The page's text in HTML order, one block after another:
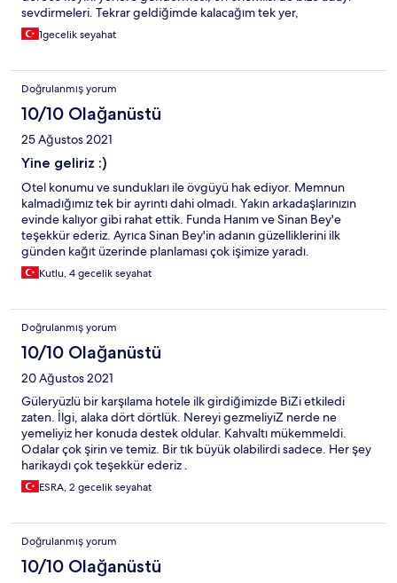
sevdirmeleri. Tekrar geldiğimde kalacağım tek yer,
1gecelik seyahat
Doğrulanmış yorum
10/10 Olağanüstü
25 Ağustos 2021
Yine geliriz :)
Otel konumu ve sundukları ile övgüyü hak ediyor. Memnun
kalmadığımız tek bir ayrıntı dahi olmadı. Yakın arkadaşlarınızın
evinde kalıyor gibi rahat ettik. Funda Hanım ve Sinan Bey'e
teşekkür ederiz. Ayrıca Sinan Bey'in adanın güzelliklerini ilk
günden kağıt üzerinde planlaması çok işimize yaradı.
Kutlu, 4 gecelik seyahat
Doğrulanmış yorum
10/10 Olağanüstü
20 Ağustos 2021
Güleryüzlü bir karşılama hotele ilk girdiğimizde BiZi etkiledi
zaten. İlgi, alaka dört dörtlük. Nereyi gezmeliyiZ nerde ne
yemeliyiz her konuda destek oldular. Kahvaltı mükemmeldi.
Odalar çok şirin ve temiz. Bir tık büyük olabilirdi sadece. Her şey
harikaydı çok teşekkür ederiz .
ESRA, 2 gecelik seyahat
Doğrulanmış yorum
10/10 Olağanüstü